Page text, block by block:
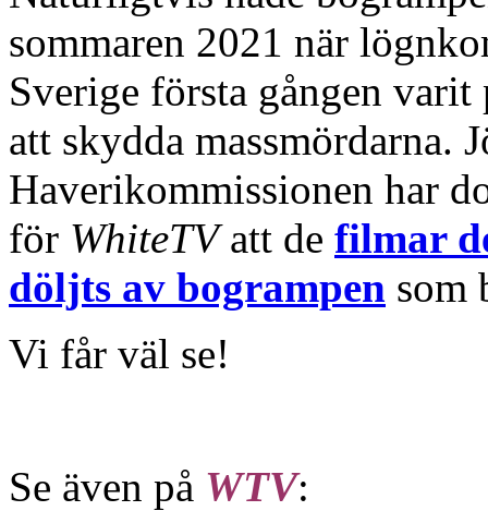
sommaren 2021 när
Sverige första gången
att skydda massmördarna.
Haverikommissionen har
för WhiteTVatt de filmar
döljts av bogrampen som
Vi får väl se!
Se även på WTV: